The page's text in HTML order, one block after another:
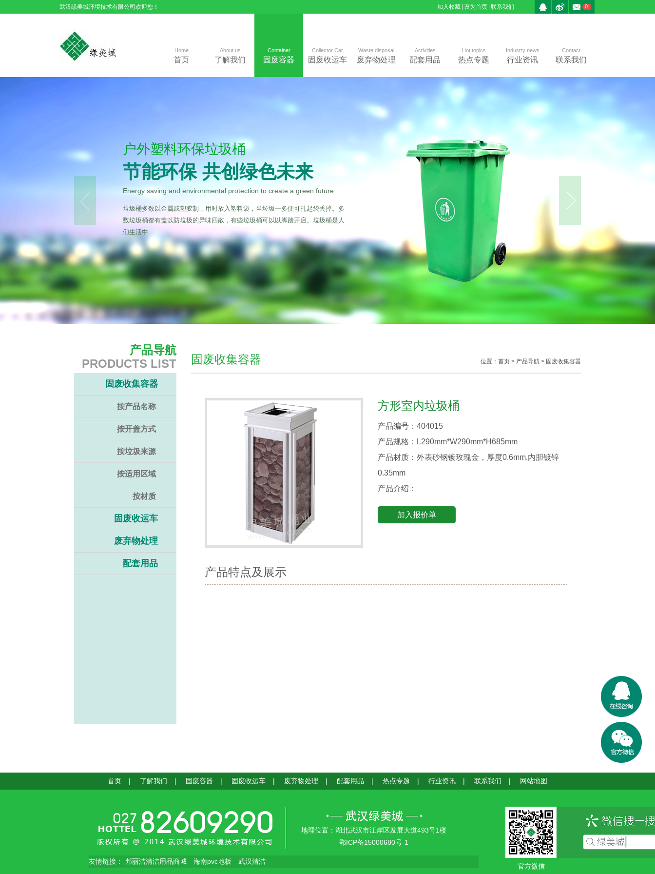
武汉绿美城环境技术有限公司欢迎您！ 加入收藏 设为首页 联系我们 0
Home
首页
About us
了解我们
Container
固废容器
Collector Car
固废收运车
Waste disposal
废弃物处理
Activities
配套用品
Hot topics
热点专题
Industry news
行业资讯
Contact
联系我们
户外塑料环保垃圾桶
节能环保 共创绿色未来
Energy saving and environmental protection to create a green future
垃圾桶多数以金属或塑胶制，用时放入塑料袋，当垃圾一多便可扎起袋丢掉。多
数垃圾桶都有盖以防垃圾的异味四散，有些垃圾桶可以以脚踏开启。垃圾桶是人
们生活中...
产品导航
PRODUCTS LIST
固废收集容器
按产品名称
按开盖方式
按垃圾来源
按适用区域
按材质
固废收运车
废弃物处理
配套用品
固废收集容器 位置：首页 > 产品导航 > 固废收集容器
方形室内垃圾桶
产品编号：404015
产品规格：L290mm*W290mm*H685mm
产品材质：外表砂钢镀玫瑰金，厚度0.6mm,内胆镀锌
0.35mm
产品介绍：
加入报价单
产品特点及展示
首页 | 了解我们 | 固废容器 | 固废收运车 | 废弃物处理 | 配套用品 | 热点专题 | 行业资讯 | 联系我们 | 网站地图
地理位置：湖北武汉市江岸区发展大道493号1楼
鄂ICP备15000680号-1
友情链接： 邦丽洁清洁用品商城 海南pvc地板 武汉清洁
官方微信